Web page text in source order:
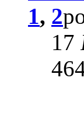
1, 2
17